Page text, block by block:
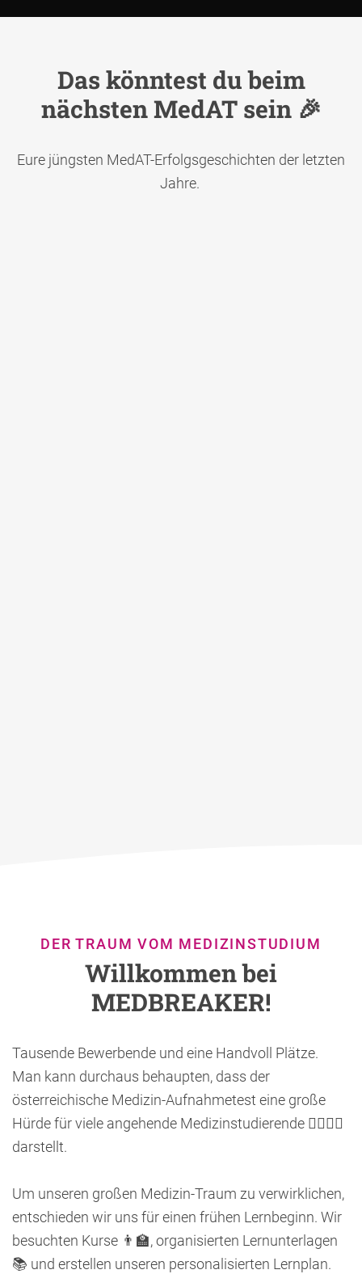
Das könntest du beim
nächsten MedAT sein 🎉
Eure jüngsten MedAT-Erfolgsgeschichten der letzten
Jahre.
DER TRAUM VOM MEDIZINSTUDIUM
Willkommen bei
MEDBREAKER!
Tausende Bewerbende und eine Handvoll Plätze.
Man kann durchaus behaupten, dass der
österreichische Medizin-Aufnahmetest eine große
Hürde für viele angehende Medizinstudierende 👩‍⚕️👨‍⚕️
darstellt.
Um unseren großen Medizin-Traum zu verwirklichen,
entschieden wir uns für einen frühen Lernbeginn. Wir
besuchten Kurse 👨‍🏫, organisierten Lernunterlagen
📚 und erstellen unseren personalisierten Lernplan.